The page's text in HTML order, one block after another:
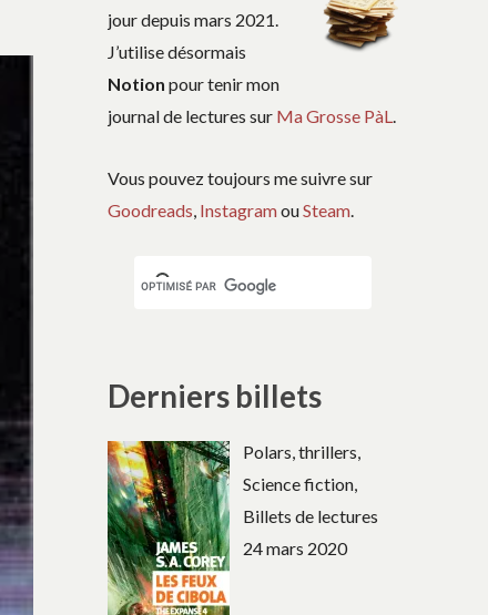
jour depuis mars 2021.
J’utilise désormais
Notion pour tenir mon
journal de lectures sur Ma Grosse PàL.
Vous pouvez toujours me suivre sur
Goodreads, InstagramouSteam.
Derniers billets
Polars, thrillers,
Science fiction,
Billets de lectures
24 mars 2020